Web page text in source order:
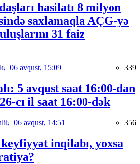
hasilatı 8 milyon
saxlamaqla AÇG-yə
31 faiz
06 avqust, 15:09 339
5 avqust saat 16:00-dan
cı il saat 16:00-dək
06 avqust, 14:51 356
inqilabı, yoxsa